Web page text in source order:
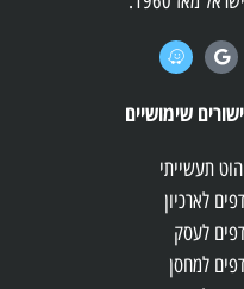
שימושיים
תעשייתי
לארכיון
לעסק
למחסן